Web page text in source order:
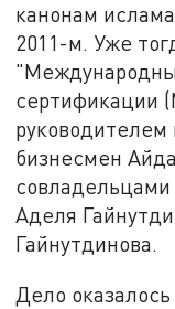
канонам
2011-м. Уже
сертификации
руководителем
бизнесмен
Аделя
Гайнутдинова.
Дело